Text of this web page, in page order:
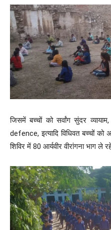
जिसमें बच्चों को सर्वांग सुंदर
defence, इत्यादि विधिवत बच्चों को
शिविर में 80 आर्यवीर वीरांगना भाग ले